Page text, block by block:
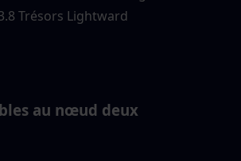
au nœud deux